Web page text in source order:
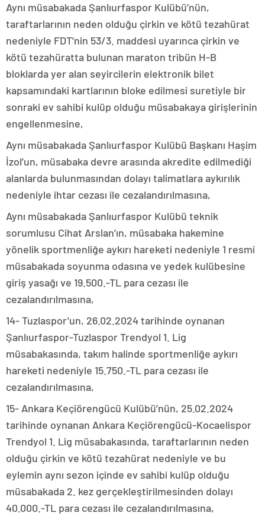
Aynı müsabakada Şanlıurfaspor Kulübü’nün,
taraftarlarının neden olduğu çirkin ve kötü tezahürat
nedeniyle FDT’nin 53/3. maddesi uyarınca çirkin ve
kötü tezahüratta bulunan maraton tribün H-B
bloklarda yer alan seyircilerin elektronik bilet
kapsamındaki kartlarının bloke edilmesi suretiyle bir
sonraki ev sahibi kulüp olduğu müsabakaya girişlerinin
engellenmesine,
Aynı müsabakada Şanlıurfaspor Kulübü Başkanı Haşim
İzol’un, müsabaka devre arasında akredite edilmediği
alanlarda bulunmasından dolayı talimatlara aykırılık
nedeniyle ihtar cezası ile cezalandırılmasına,
Aynı müsabakada Şanlıurfaspor Kulübü teknik
sorumlusu Cihat Arslan’ın, müsabaka hakemine
yönelik sportmenliğe aykırı hareketi nedeniyle 1 resmi
müsabakada soyunma odasına ve yedek kulübesine
giriş yasağı ve 19.500.-TL para cezası ile
cezalandırılmasına,
14- Tuzlaspor’un, 26.02.2024 tarihinde oynanan
Şanlıurfaspor-Tuzlaspor Trendyol 1. Lig
müsabakasında, takım halinde sportmenliğe aykırı
hareketi nedeniyle 15.750.-TL para cezası ile
cezalandırılmasına,
15- Ankara Keçiörengücü Kulübü’nün, 25.02.2024
tarihinde oynanan Ankara Keçiörengücü-Kocaelispor
Trendyol 1. Lig müsabakasında, taraftarlarının neden
olduğu çirkin ve kötü tezahürat nedeniyle ve bu
eylemin aynı sezon içinde ev sahibi kulüp olduğu
müsabakada 2. kez gerçekleştirilmesinden dolayı
40.000.-TL para cezası ile cezalandırılmasına,